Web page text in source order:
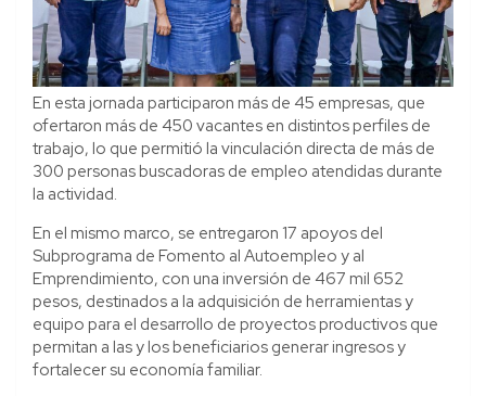
En esta jornada participaron más de 45 empresas, que
ofertaron más de 450 vacantes en distintos perfiles de
trabajo, lo que permitió la vinculación directa de más de
300 personas buscadoras de empleo atendidas durante
la actividad.
En el mismo marco, se entregaron 17 apoyos del
Subprograma de Fomento al Autoempleo y al
Emprendimiento, con una inversión de 467 mil 652
pesos, destinados a la adquisición de herramientas y
equipo para el desarrollo de proyectos productivos que
permitan a las y los beneficiarios generar ingresos y
fortalecer su economía familiar.